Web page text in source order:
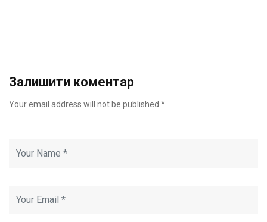
Залишити коментар
Your email address will not be published.*